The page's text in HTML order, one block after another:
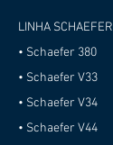
LINHA SCHAEFER
• Schaefer 380
• Schaefer V33
• Schaefer V34
• Schaefer V44